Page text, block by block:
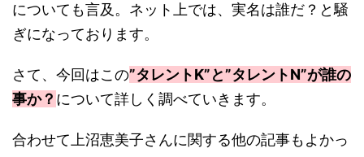
についても言及。ネット上では、実名は誰だ？と騒
ぎになっております。
さて、今回はこの”タレントK”と”タレントN”が誰の
事か？ について詳しく調べていきます。
合わせて上沼恵美子さんに関する他の記事もよかっ